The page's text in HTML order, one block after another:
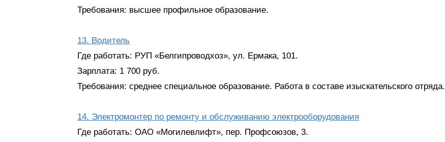
Требования: высшее профильное образование.
13. Водитель
Где работать: РУП «Белгипроводхоз», ул. Ермака, 101.
Зарплата: 1 700 руб.
Требования: среднее специальное образование. Работа в составе изыскательского отряда.
14. Электромонтер по ремонту и обслуживанию электрооборудования
Где работать: ОАО «Могилевлифт», пер. Профсоюзов, 3.